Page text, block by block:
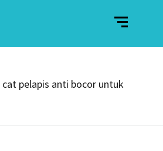
pelapis anti bocor untuk